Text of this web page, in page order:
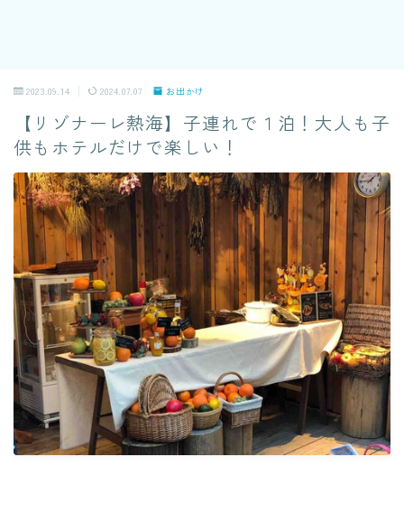
2023.09.14 2024.07.07 お出かけ
【リゾナーレ熱海】子連れで１泊！大人も子
供もホテルだけで楽しい！